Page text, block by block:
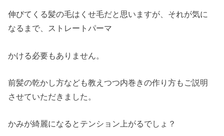
伸びてくる髪の毛はくせ毛だと思いますが、それが気に
なるまで、ストレートパーマ
かける必要もありません。
前髪の乾かし方なども教えつつ内巻きの作り方もご説明
させていただきました。
かみが綺麗になるとテンション上がるでしょ？